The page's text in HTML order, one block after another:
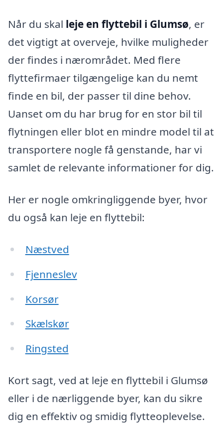
Når du skal leje en flyttebil i Glumsø, er
det vigtigt at overveje, hvilke muligheder
der findes i nærområdet. Med flere
flyttefirmaer tilgængelige kan du nemt
finde en bil, der passer til dine behov.
Uanset om du har brug for en stor bil til
flytningen eller blot en mindre model til at
transportere nogle få genstande, har vi
samlet de relevante informationer for dig.
Her er nogle omkringliggende byer, hvor
du også kan leje en flyttebil:
Næstved
Fjenneslev
Korsør
Skælskør
Ringsted
Kort sagt, ved at leje en flyttebil i Glumsø
eller i de nærliggende byer, kan du sikre
dig en effektiv og smidig flytteoplevelse.